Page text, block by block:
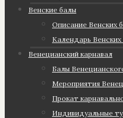
Венские балы
Описание Венских
Календарь Венских
Венецианский карнавал
Балы
Мероприятия
Прокат
Индивидуальные